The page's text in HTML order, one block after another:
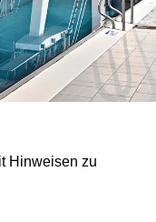
Hinweisen zu